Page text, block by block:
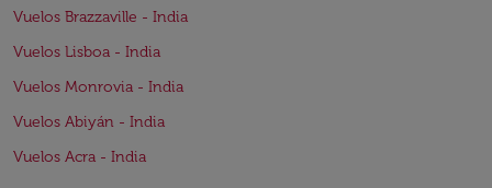
Vuelos Brazzaville - India
Vuelos Lisboa - India
Vuelos Monrovia - India
Vuelos Abiyán - India
Vuelos Acra - India